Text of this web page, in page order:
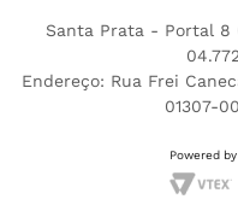
Santa Prata - Portal 8
Endereço: Rua Frei
01307-
Powered by